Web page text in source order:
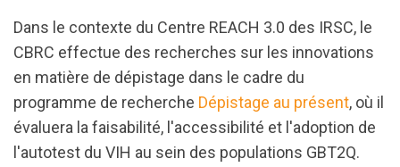
Dans le contexte du Centre REACH 3.0 des IRSC, le
CBRC effectue des recherches sur les innovations
en matière de dépistage dans le cadre du
programme de recherche Dépistage au présent, où il
évaluera la faisabilité, l'accessibilité et l'adoption de
l'autotest du VIH au sein des populations GBT2Q.